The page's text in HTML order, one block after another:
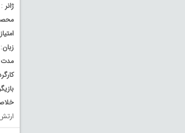
ژانر
امتیاز
زبان
مدت